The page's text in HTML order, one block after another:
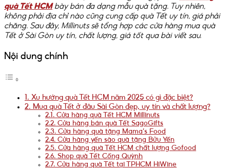
quà Tết HCM bày bán đa dạng mẫu quà tặng. Tuy nhiên,
không phải địa chỉ nào cũng cung cấp quà Tết uy tín, giá phải
chăng. Sau đây, Millinuts sẽ tổng hợp các cửa hàng mua quà
Tết ở Sài Gòn uy tín, chất lượng, giá tốt qua bài viết sau.
Nội dung chính
1. Xu hướng quà Tết HCM năm 2025 có gì đặc biệt?
2. Mua quà Tết ở đâu Sài Gòn đẹp, uy tín và chất lượng?
2.1. Cửa hàng quà Tết HCM Millinuts
2.2. Cửa hàng bán quà Tết SagoGifts
2.3. Cửa hàng quà tặng Mama’s Food
2.4. Cửa hàng yến sào quà tặng Bửu Yến
2.5. Cửa hàng quà Tết HCM chất lượng Gofood
2.6. Shop quà Tết Cống Quỳnh
2.7. Cửa hàng quà Tết tại TPHCM HiWine